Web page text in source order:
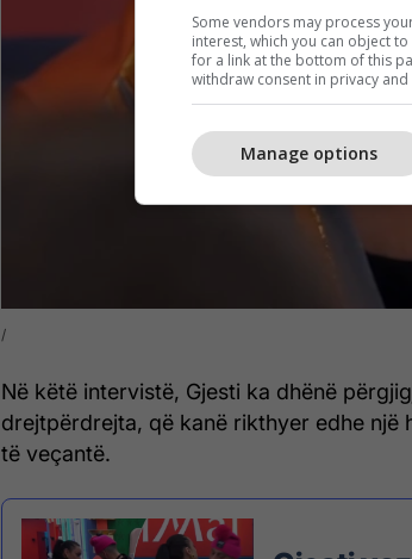
Në këtë intervistë, Gjesti ka dhënë
drejtpërdrejta, që kanë rikthyer edhe një
të veçantë.
Some vendors may process
interest, which you can object
for a link at the bottom of this
withdraw consent in privacy
Manage options